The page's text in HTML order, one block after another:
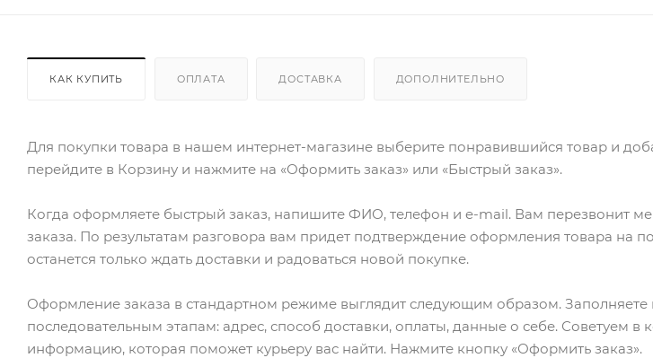
КАК КУПИТЬ ОПЛАТА ДОСТАВКА ДОПОЛНИТЕЛЬНО
Для покупки товара в нашем интернет-магазине выберите понравившийся товар и
перейдите в Корзину и нажмите на «Оформить заказ» или «Быстрый заказ».
Когда оформляете быстрый заказ, напишите ФИО, телефон и e-mail. Вам перезвонит
заказа. По результатам разговора вам придет подтверждение оформления товара на
останется только ждать доставки и радоваться новой покупке.
Оформление заказа в стандартном режиме выглядит следующим образом.
последовательным этапам: адрес, способ доставки, оплаты, данные о себе. Советуем в
информацию, которая поможет курьеру вас найти. Нажмите кнопку «Оформить заказ».